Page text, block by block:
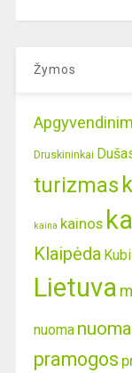
Žymos
Druskininkai
turizmas
kaina kainos
Klaipėda
Lietuva
nuoma nuoma
pramogos